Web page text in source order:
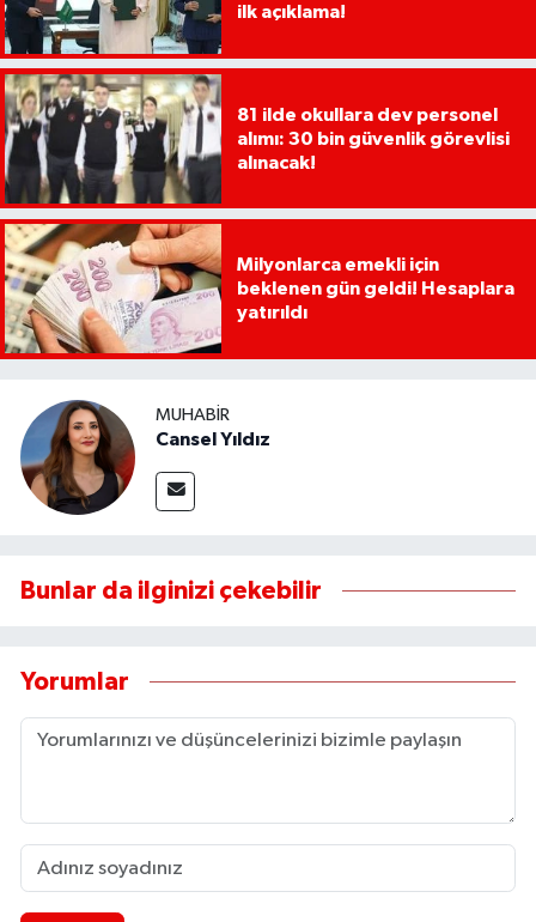
ilk açıklama!
81 ilde okullara dev personel
alımı: 30 bin güvenlik görevlisi
alınacak!
Milyonlarca emekli için
beklenen gün geldi! Hesaplara
yatırıldı
MUHABIR
Cansel Yıldız
Bunlar da ilginizi çekebilir
Yorumlar